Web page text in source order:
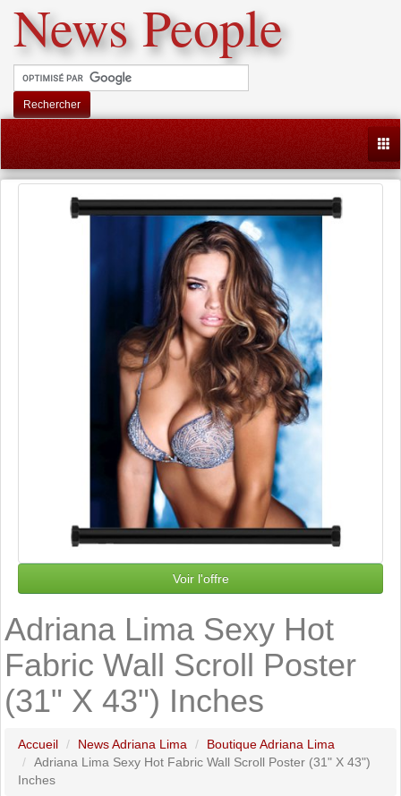
News People
Rechercher
Voir l'offre
Adriana Lima Sexy Hot
Fabric Wall Scroll Poster
(31" X 43") Inches
Accueil News Adriana Lima
Boutique Adriana Lima
Adriana Lima Sexy Hot Fabric Wall Scroll Poster (31" X 43")
Inches